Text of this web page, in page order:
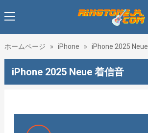
ホームページ » iPhone » iPhone 2025 Neue
iPhone 2025 Neue 着信音